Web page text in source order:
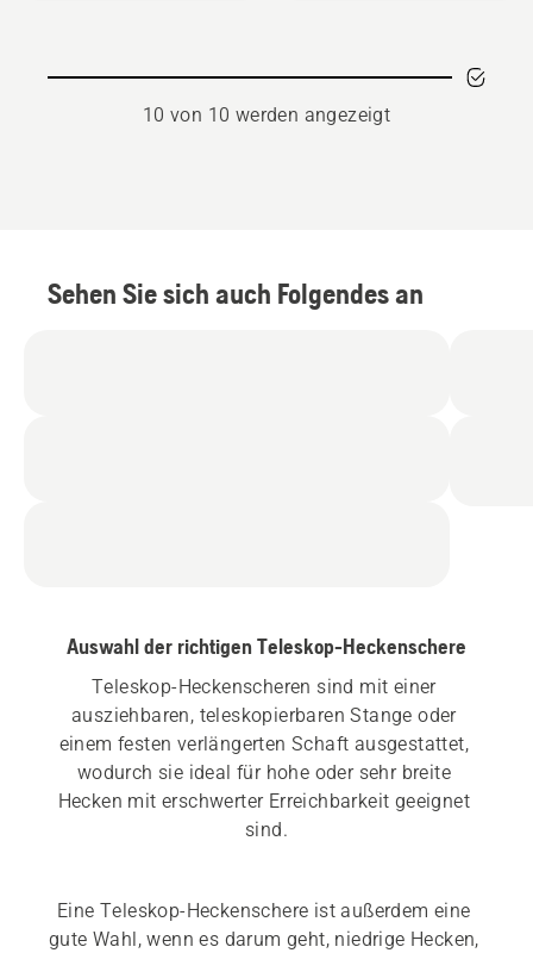
10 von 10 werden angezeigt
Sehen Sie sich auch Folgendes an
Auswahl der richtigen Teleskop-Heckenschere
Teleskop-Heckenscheren sind mit einer
ausziehbaren, teleskopierbaren Stange oder
einem festen verlängerten Schaft ausgestattet,
wodurch sie ideal für hohe oder sehr breite
Hecken mit erschwerter Erreichbarkeit geeignet
Eine Teleskop-Heckenschere ist außerdem eine
gute Wahl, wenn es darum geht, niedrige Hecken,